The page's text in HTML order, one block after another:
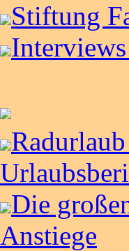
Stiftung
Die
Anstiege